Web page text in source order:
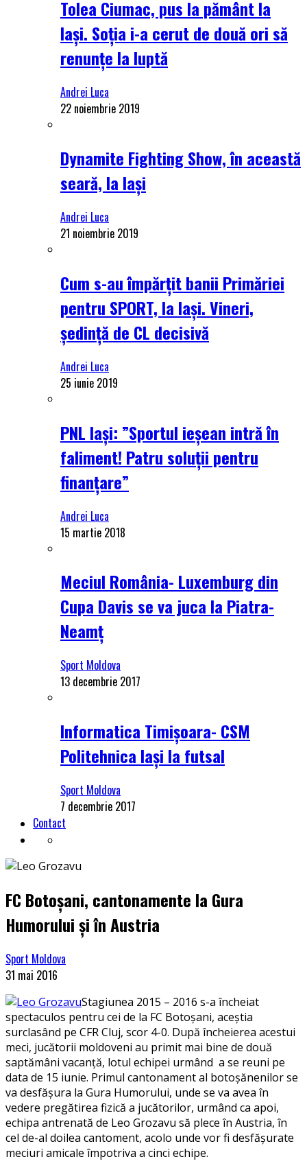
Tolea Ciumac, pus la pământ la
Iași. Soția i-a cerut de două ori să
renunțe la luptă
Andrei Luca
22 noiembrie 2019
Dynamite Fighting Show, în această
seară, la Iași
Andrei Luca
21 noiembrie 2019
Cum s-au împărțit banii Primăriei
pentru SPORT, la Iași. Vineri,
ședință de CL decisivă
Andrei Luca
25 iunie 2019
PNL Iași: ”Sportul ieșean intră în
faliment! Patru soluții pentru
finanțare”
Andrei Luca
15 martie 2018
Meciul România- Luxemburg din
Cupa Davis se va juca la Piatra-
Neamț
Sport Moldova
13 decembrie 2017
Informatica Timișoara- CSM
Politehnica Iași la futsal
Sport Moldova
7 decembrie 2017
Contact
FC Botoșani, cantonamente la Gura
Humorului și în Austria
Sport Moldova
31 mai 2016
Stagiunea 2015 – 2016 s-a încheiat
spectaculos pentru cei de la FC Botoșani, aceștia
surclasând pe CFR Cluj, scor 4-0. După încheierea acestui
meci, jucătorii moldoveni au primit mai bine de două
saptămâni vacanță, lotul echipei urmând a se reuni pe
data de 15 iunie. Primul cantonament al botoșănenilor se
va desfășura la Gura Humorului, unde se va avea în
vedere pregătirea fizică a jucătorilor, urmând ca apoi,
echipa antrenată de Leo Grozavu să plece în Austria, în
cel de-al doilea cantoment, acolo unde vor fi desfășurate
meciuri amicale împotriva a cinci echipe.